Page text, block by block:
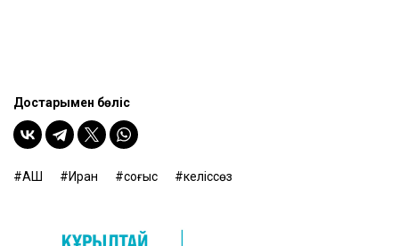
Достарыңмен бөліс
АҚШ Иран соғыс келіссөз